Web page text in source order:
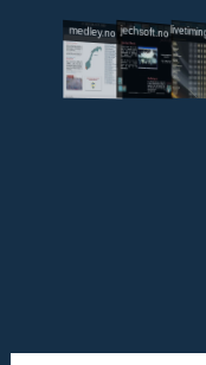
medley.no jechsoft.no